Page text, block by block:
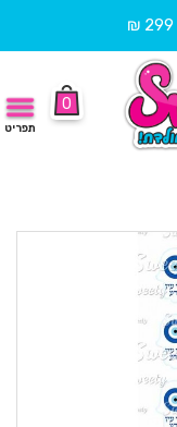
0
תפריט